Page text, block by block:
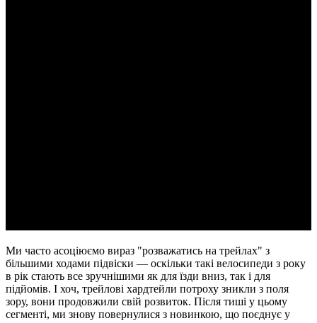
Ми часто асоціюємо вираз "розважатись на трейлах" з
більшими ходами підвіски — оскільки такі велосипеди з року
в рік стають все зручнішими як для їзди вниз, так і для
підйомів. І хоч, трейлові хардтейли потроху зникли з поля
зору, вони продовжили свій розвиток. Після тиші у цьому
сегменті, ми знову повернулися з новинкою, що поєднує у